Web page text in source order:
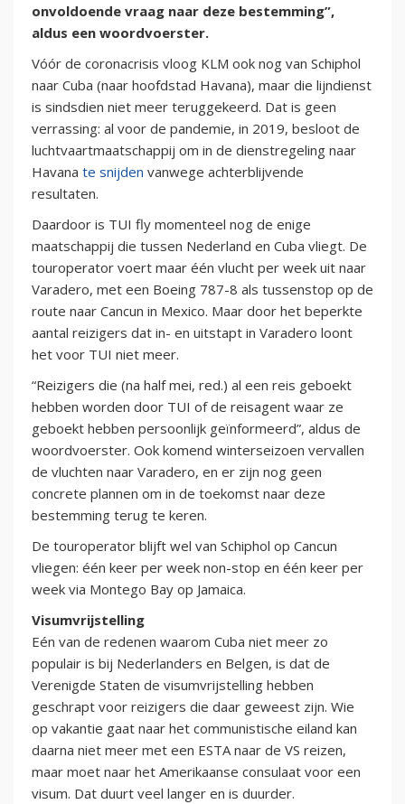
onvoldoende vraag naar deze bestemming”,
aldus een woordvoerster.
Vóór de coronacrisis vloog KLM ook nog van Schiphol
naar Cuba (naar hoofdstad Havana), maar die lijndienst
is sindsdien niet meer teruggekeerd. Dat is geen
verrassing: al voor de pandemie, in 2019, besloot de
luchtvaartmaatschappij om in de dienstregeling naar
Havana te snijden vanwege achterblijvende
resultaten.
Daardoor is TUI fly momenteel nog de enige
maatschappij die tussen Nederland en Cuba vliegt. De
touroperator voert maar één vlucht per week uit naar
Varadero, met een Boeing 787-8 als tussenstop op de
route naar Cancun in Mexico. Maar door het beperkte
aantal reizigers dat in- en uitstapt in Varadero loont
het voor TUI niet meer.
“Reizigers die (na half mei, red.) al een reis geboekt
hebben worden door TUI of de reisagent waar ze
geboekt hebben persoonlijk geïnformeerd”, aldus de
woordvoerster. Ook komend winterseizoen vervallen
de vluchten naar Varadero, en er zijn nog geen
concrete plannen om in de toekomst naar deze
bestemming terug te keren.
De touroperator blijft wel van Schiphol op Cancun
vliegen: één keer per week non-stop en één keer per
week via Montego Bay op Jamaica.
Visumvrijstelling
Eén van de redenen waarom Cuba niet meer zo
populair is bij Nederlanders en Belgen, is dat de
Verenigde Staten de visumvrijstelling hebben
geschrapt voor reizigers die daar geweest zijn. Wie
op vakantie gaat naar het communistische eiland kan
daarna niet meer met een ESTA naar de VS reizen,
maar moet naar het Amerikaanse consulaat voor een
visum. Dat duurt veel langer en is duurder.